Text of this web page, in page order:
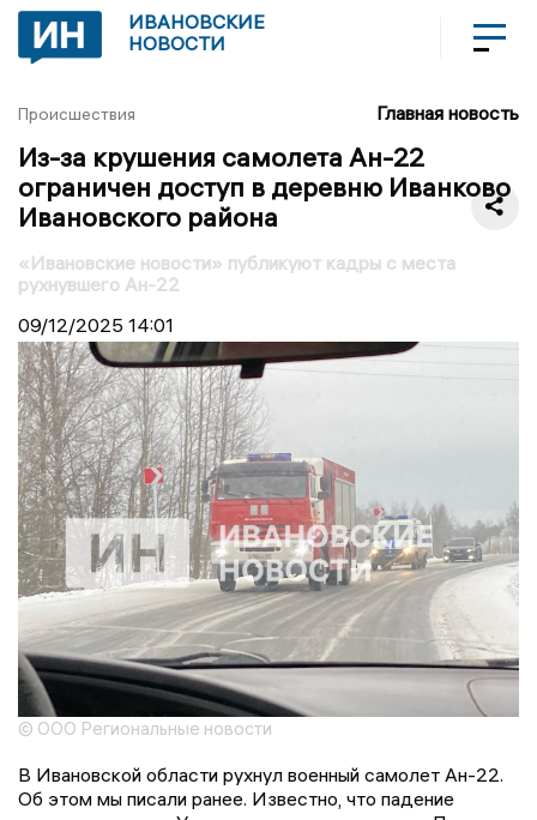
ИВАНОВСКИЕ
НОВОСТИ
Происшествия Главная новость
Из-за крушения самолета Ан-22
ограничен доступ в деревню Иванково
Ивановского района
«Ивановские новости» публикуют кадры с места
рухнувшего Ан-22
09/12/2025 14:01
© ООО Региональные новости
В Ивановской области рухнул военный самолет Ан-22.
Об этом мы писали ранее. Известно, что падение